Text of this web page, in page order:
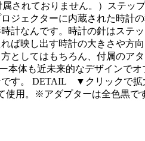
されておりません。）ステ
ジェクターに内蔵された時計
計なんです。時計の針はステ
ば映し出す時計の大きさや
としてはもちろん、付属の
本体も近未来的なデザインで
す。 DETAIL ▼クリックで
使用。※アダプターは全色黒